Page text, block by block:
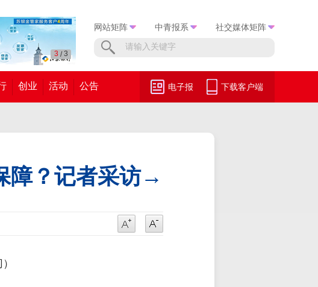
1 / 3
网站矩阵 中青报系 社交媒体矩阵
创业 活动 公告 电子报 下载客户端
障？记者采访→